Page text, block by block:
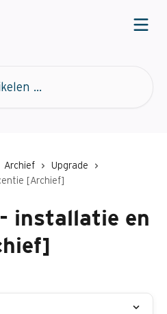
Archief
Upgrade
[Archief]
installatie en